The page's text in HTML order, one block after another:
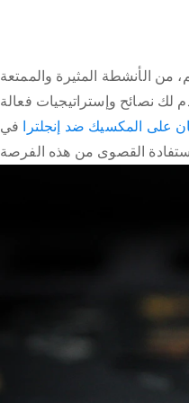
من الأنشطة المثيرة والممتعة
لك نصائح وإستراتيجيات فعالة
على المكسيك ضد إنجلترا في